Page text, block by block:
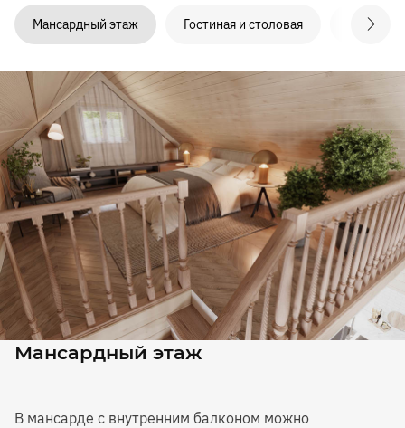
Мансардный этаж Гостиная и столовая Кухня
Мансардный этаж
В мансарде с внутренним балконом можно